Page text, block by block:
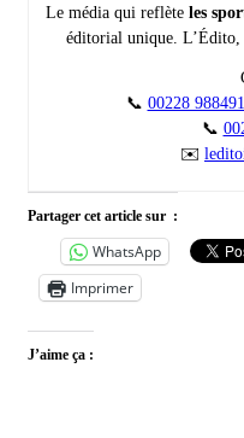
Le média qui reflète les
éditorial unique. L’Édito,
📞 00228
📞
✉️
Partager cet article sur :
WhatsApp
Imprimer
J’aime ça :